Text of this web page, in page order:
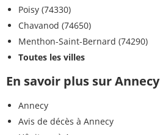
Poisy (74330)
Chavanod (74650)
Menthon-Saint-Bernard (74290)
Toutes les villes
En savoir plus sur Annecy
Annecy
Avis de décès à Annecy